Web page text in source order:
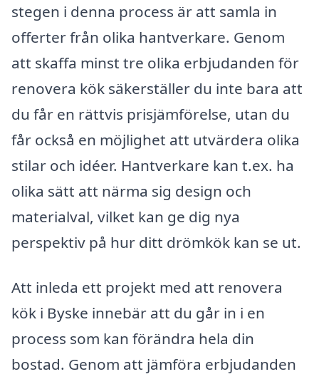
stegen i denna process är att samla in
offerter från olika hantverkare. Genom
att skaffa minst tre olika erbjudanden för
renovera kök säkerställer du inte bara att
du får en rättvis prisjämförelse, utan du
får också en möjlighet att utvärdera olika
stilar och idéer. Hantverkare kan t.ex. ha
olika sätt att närma sig design och
materialval, vilket kan ge dig nya
perspektiv på hur ditt drömkök kan se ut.
Att inleda ett projekt med att renovera
kök i Byske innebär att du går in i en
process som kan förändra hela din
bostad. Genom att jämföra erbjudanden